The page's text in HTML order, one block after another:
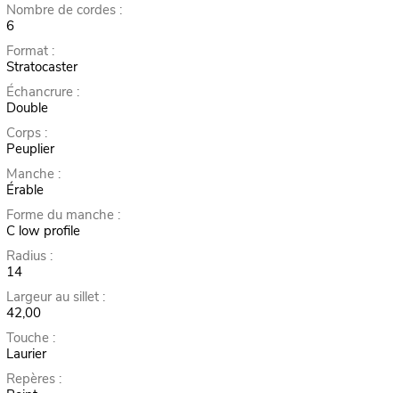
Nombre de cordes :
6
Format :
Stratocaster
Échancrure :
Double
Corps :
Peuplier
Manche :
Érable
Forme du manche :
C low profile
Radius :
14
Largeur au sillet :
42,00
Touche :
Laurier
Repères :